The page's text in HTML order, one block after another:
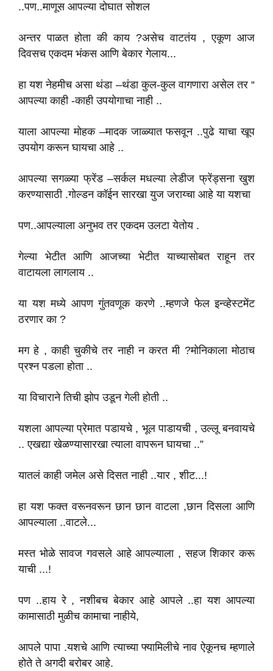
..पण..माणूस आपल्या दोघात सोशल
अन्तर पाळत होता की काय ?असेच वाटतंय , एकूण आज
दिवसच एकदम भंकस आणि बेकार गेलाय...
हा यश नेहमीच असा थंडा –थंडा कुल-कुल वागणारा असेल तर “
आपल्या काही -काही उपयोगाचा नाही ..
याला आपल्या मोहक –मादक जाळ्यात फसवून ..पुढे याचा खूप
उपयोग करून घायचा आहे ..
आपल्या सगळ्या फ्रेंड –सर्कल मधल्या लेडीज फ्रेंड्सना खुश
करण्यासाठी .गोल्डन कॉईन सारखा युज जराय्चा आहे या यशचा
पण..आपल्याला अनुभव तर एकदम उलटा येतोय .
गेल्या भेटीत आणि आजच्या भेटीत याच्यासोबत राहून तर
वाटायला लागलाय ..
या यश मध्ये आपण गुंतवणूक करणे ..म्हणजे फेल इन्व्हेस्टमेंट
ठरणार का ?
मग हे , काही चुकीचे तर नाही न करत मी ?मोनिकाला मोठाच
प्रश्न पडला होता ..
या विचाराने तिची झोप उडून गेली होती ..
यशला आपल्या प्रेमात पडायचे , भूल पाडायची , उल्लू बनवायचे
.. एखद्या खेळण्यासारखा त्याला वापरून घायचा ..”
यातलं काही जमेल असे दिसत नाही ..यार , शीट...!
हा यश फक्त वरूनवरून छान छान वाटला ,छान दिसला आणि
आपल्याला ..वाटले...
मस्त भोळे सावज गवसले आहे आपल्याला , सहज शिकार करू
याची ...!
पण ..हाय रे , नशीबच बेकार आहे आपले ..हा यश आपल्या
कामासाठी मुळीच कामाचा नाहीये,
आपले पापा .यशचे आणि त्याच्या फ्यामिलीचे नाव ऐकूनच म्हणाले
होते ते अगदी बरोबर आहे.